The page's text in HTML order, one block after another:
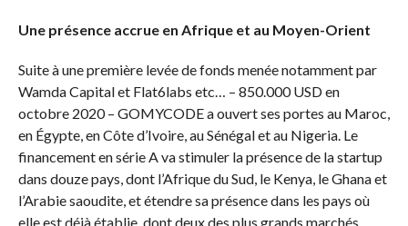
Une présence accrue en Afrique et au Moyen-Orient
Suite à une première levée de fonds menée notamment par
Wamda Capital et Flat6labs etc… – 850.000 USD en
octobre 2020 – GOMYCODE a ouvert ses portes au Maroc,
en Égypte, en Côte d’Ivoire, au Sénégal et au Nigeria. Le
financement en série A va stimuler la présence de la startup
dans douze pays, dont l’Afrique du Sud, le Kenya, le Ghana et
l’Arabie saoudite, et étendre sa présence dans les pays où
elle est déjà établie, dont deux des plus grands marchés